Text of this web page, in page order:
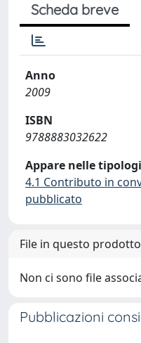
Scheda breve
Anno
2009
ISBN
9788883032622
Appare nelle
4.1 Contributo in
pubblicato
File in questo
Non ci sono file
Pubblicazioni